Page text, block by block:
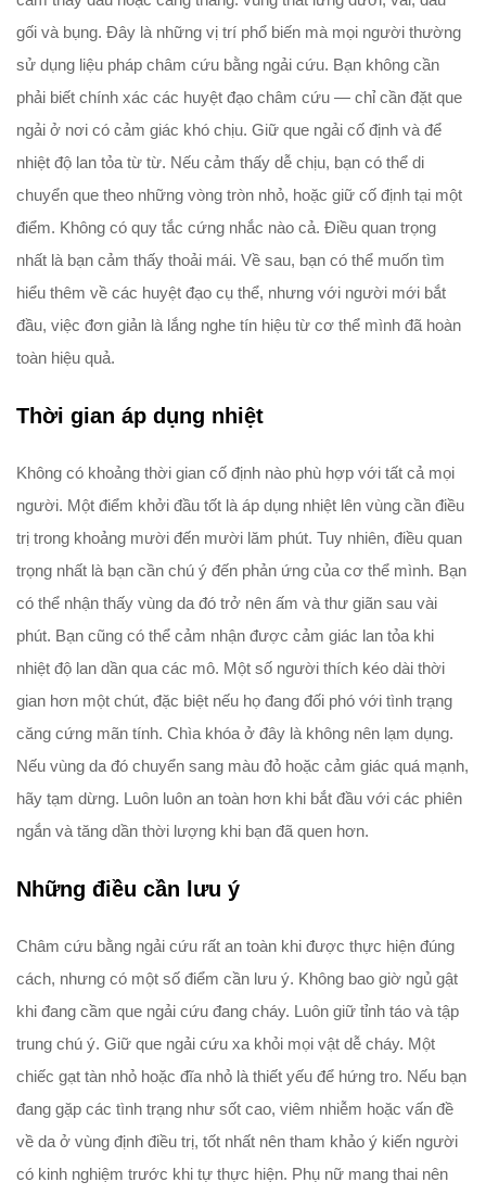
gối và bụng. Đây là những vị trí phổ biến mà mọi người thường
sử dụng liệu pháp châm cứu bằng ngải cứu. Bạn không cần
phải biết chính xác các huyệt đạo châm cứu — chỉ cần đặt que
ngải ở nơi có cảm giác khó chịu. Giữ que ngải cố định và để
nhiệt độ lan tỏa từ từ. Nếu cảm thấy dễ chịu, bạn có thể di
chuyển que theo những vòng tròn nhỏ, hoặc giữ cố định tại một
điểm. Không có quy tắc cứng nhắc nào cả. Điều quan trọng
nhất là bạn cảm thấy thoải mái. Về sau, bạn có thể muốn tìm
hiểu thêm về các huyệt đạo cụ thể, nhưng với người mới bắt
đầu, việc đơn giản là lắng nghe tín hiệu từ cơ thể mình đã hoàn
toàn hiệu quả.
Thời gian áp dụng nhiệt
Không có khoảng thời gian cố định nào phù hợp với tất cả mọi
người. Một điểm khởi đầu tốt là áp dụng nhiệt lên vùng cần điều
trị trong khoảng mười đến mười lăm phút. Tuy nhiên, điều quan
trọng nhất là bạn cần chú ý đến phản ứng của cơ thể mình. Bạn
có thể nhận thấy vùng da đó trở nên ấm và thư giãn sau vài
phút. Bạn cũng có thể cảm nhận được cảm giác lan tỏa khi
nhiệt độ lan dần qua các mô. Một số người thích kéo dài thời
gian hơn một chút, đặc biệt nếu họ đang đối phó với tình trạng
căng cứng mãn tính. Chìa khóa ở đây là không nên lạm dụng.
Nếu vùng da đó chuyển sang màu đỏ hoặc cảm giác quá mạnh,
hãy tạm dừng. Luôn luôn an toàn hơn khi bắt đầu với các phiên
ngắn và tăng dần thời lượng khi bạn đã quen hơn.
Những điều cần lưu ý
Châm cứu bằng ngải cứu rất an toàn khi được thực hiện đúng
cách, nhưng có một số điểm cần lưu ý. Không bao giờ ngủ gật
khi đang cầm que ngải cứu đang cháy. Luôn giữ tỉnh táo và tập
trung chú ý. Giữ que ngải cứu xa khỏi mọi vật dễ cháy. Một
chiếc gạt tàn nhỏ hoặc đĩa nhỏ là thiết yếu để hứng tro. Nếu bạn
đang gặp các tình trạng như sốt cao, viêm nhiễm hoặc vấn đề
về da ở vùng định điều trị, tốt nhất nên tham khảo ý kiến người
có kinh nghiệm trước khi tự thực hiện. Phụ nữ mang thai nên